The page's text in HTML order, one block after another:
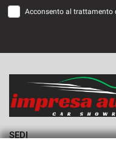
Acconsento al trattamento
SEDI